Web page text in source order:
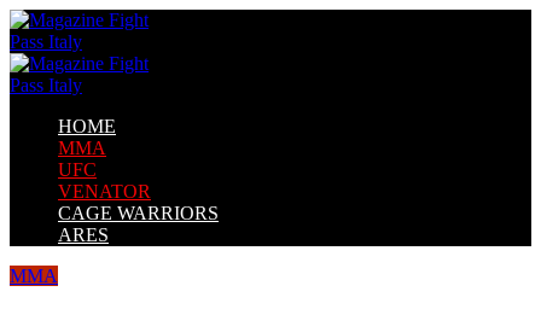
HOME
MMA
UFC
VENATOR
CAGE WARRIORS
ARES
MMA